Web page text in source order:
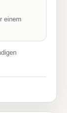
einem